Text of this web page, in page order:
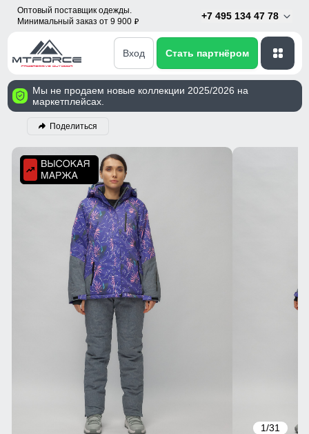
Оптовый поставщик одежды.
Минимальный заказ от 9 900 p
+7 495 134 47 78
Вход Стать партнёром
Мы не продаем новые коллекции 2025/2026 на
маркетплейсах.
Поделиться
1/31